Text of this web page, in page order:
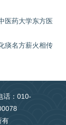
医药大学东方医
痰名方薪火相传
话：010-
有